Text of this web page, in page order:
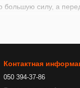
силу, а
Контактная
050 394-37-86